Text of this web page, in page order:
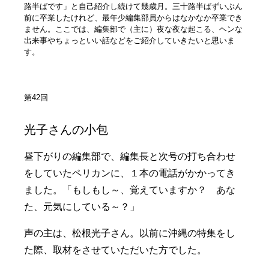
路半ばです」と自己紹介し続けて幾歳月。三十路半ばずいぶん
前に卒業したけれど、最年少編集部員からはなかなか卒業でき
ません。ここでは、編集部で（主に）夜な夜な起こる、ヘンな
出来事やちょっといい話などをご紹介していきたいと思いま
す。
第42回
光子さんの小包
昼下がりの編集部で、編集長と次号の打ち合わせ
をしていたペリカンに、１本の電話がかかってき
ました。「もしもし～、覚えていますか？ あな
た、元気にしている～？」
声の主は、松根光子さん。以前に沖縄の特集をし
た際、取材をさせていただいた方でした。